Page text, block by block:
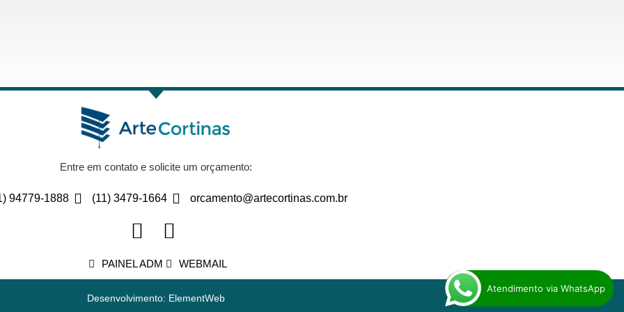
Entre em contato e solicite um orçamento:
94779-1888 (11) 3479-1664 orcamento@artecortinas.com.br
PAINEL ADM WEBMAIL
Desenvolvimento: ElementWeb
Atendimento via WhatsApp